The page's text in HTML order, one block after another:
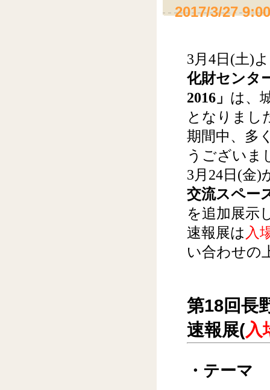
2017/3/27 9:00
3月4日(土)
化財センタ
2016」 は、
となりまし
期間中、多
うございま
3月24日(金)
交流スペー
を追加展示
速報展は 入
い合わせの
第18回長
速報展(入
・テーマ